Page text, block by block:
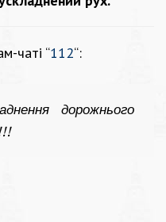
чаті “112“:
дорожнього